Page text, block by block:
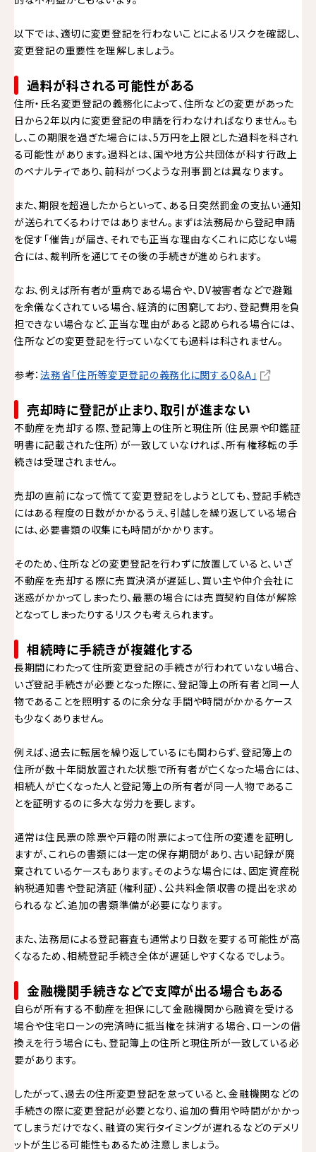
以下では、適切に変更登記を行わないことによるリスクを確認し、
変更登記の重要性を理解しましょう。
過料が科される可能性がある
住所・氏名変更登記の義務化によって、住所などの変更があった
日から2年以内に変更登記の申請を行わなければなりません。も
し、この期限を過ぎた場合には、5万円を上限とした過料を科され
る可能性があります。過料とは、国や地方公共団体が科す行政上
のペナルティであり、前科がつくような刑事罰とは異なります。
また、期限を超過したからといって、ある日突然罰金の支払い通知
が送られてくるわけではありません。まずは法務局から登記申請
を促す「催告」が届き、それでも正当な理由なくこれに応じない場
合には、裁判所を通じてその後の手続きが進められます。
なお、例えば所有者が重病である場合や、DV被害者などで避難
を余儀なくされている場合、経済的に困窮しており、登記費用を負
担できない場合など、正当な理由があると認められる場合には、
住所などの変更登記を行っていなくても過料は科されません。
参考：法務省「住所等変更登記の義務化に関するQ&A」
売却時に登記が止まり、取引が進まない
不動産を売却する際、登記簿上の住所と現住所（住民票や印鑑証
明書に記載された住所）が一致していなければ、所有権移転の手
続きは受理されません。
売却の直前になって慌てて変更登記をしようとしても、登記手続き
にはある程度の日数がかかるうえ、引越しを繰り返している場合
には、必要書類の収集にも時間がかかります。
そのため、住所などの変更登記を行わずに放置していると、いざ
不動産を売却する際に売買決済が遅延し、買い主や仲介会社に
迷惑がかかってしまったり、最悪の場合には売買契約自体が解除
となってしまったりするリスクも考えられます。
相続時に手続きが複雑化する
長期間にわたって住所変更登記の手続きが行われていない場合、
いざ登記手続きが必要となった際に、登記簿上の所有者と同一人
物であることを照明するのに余分な手間や時間がかかるケース
も少なくありません。
例えば、過去に転居を繰り返しているにも関わらず、登記簿上の
住所が数十年間放置された状態で所有者が亡くなった場合には、
相続人が亡くなった人と登記簿上の所有者が同一人物であるこ
とを証明するのに多大な労力を要します。
通常は住民票の除票や戸籍の附票によって住所の変遷を証明し
ますが、これらの書類には一定の保存期間があり、古い記録が廃
棄されているケースもあります。そのような場合には、固定資産税
納税通知書や登記済証（権利証）、公共料金領収書の提出を求め
られるなど、追加の書類準備が必要になります。
また、法務局による登記審査も通常より日数を要する可能性が高
くなるため、相続登記手続き全体が遅延しやすくなるでしょう。
金融機関手続きなどで支障が出る場合もある
自らが所有する不動産を担保にして金融機関から融資を受ける
場合や住宅ローンの完済時に抵当権を抹消する場合、ローンの借
換えを行う場合にも、登記簿上の住所と現住所が一致している必
要があります。
したがって、過去の住所変更登記を怠っていると、金融機関などの
手続きの際に変更登記が必要となり、追加の費用や時間がかかっ
てしまうだけでなく、融資の実行タイミングが遅れるなどのデメリ
ットが生じる可能性もあるため注意しましょう。